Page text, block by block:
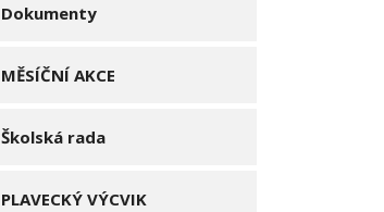
Dokumenty
MĚSÍČNÍ AKCE
Školská rada
PLAVECKÝ VÝCVIK